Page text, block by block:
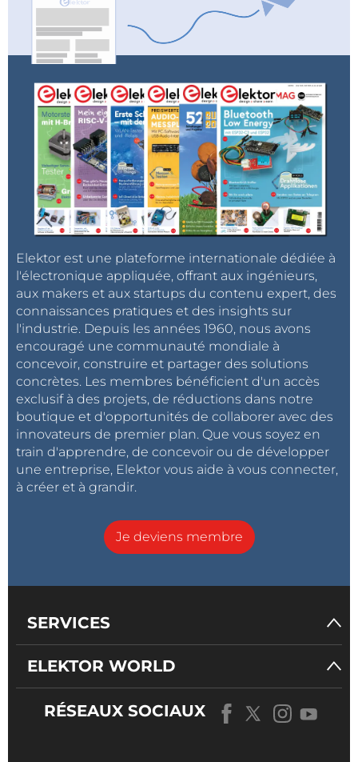
Elektor est une plateforme internationale dédiée à
l'électronique appliquée, offrant aux ingénieurs,
aux makers et aux startups du contenu expert, des
connaissances pratiques et des insights sur
l'industrie. Depuis les années 1960, nous avons
encouragé une communauté mondiale à
concevoir, construire et partager des solutions
concrètes. Les membres bénéficient d'un accès
exclusif à des projets, de réductions dans notre
boutique et d'opportunités de collaborer avec des
innovateurs de premier plan. Que vous soyez en
train d'apprendre, de concevoir ou de développer
une entreprise, Elektor vous aide à vous connecter,
à créer et à grandir.
Je deviens membre
SERVICES
ELEKTOR WORLD
RÉSEAUX SOCIAUX